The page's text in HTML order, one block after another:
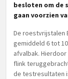
besloten om de
gaan voorzien
De roestvrijstalen
gemiddeld 6 tot
afvalbak.
flink
de testresultaten